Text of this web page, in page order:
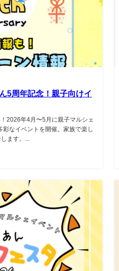
5周年記念！親子向けイ
2026年4月〜5月に親子マルシェ
なイベントを開催。家族で楽し
ます。...